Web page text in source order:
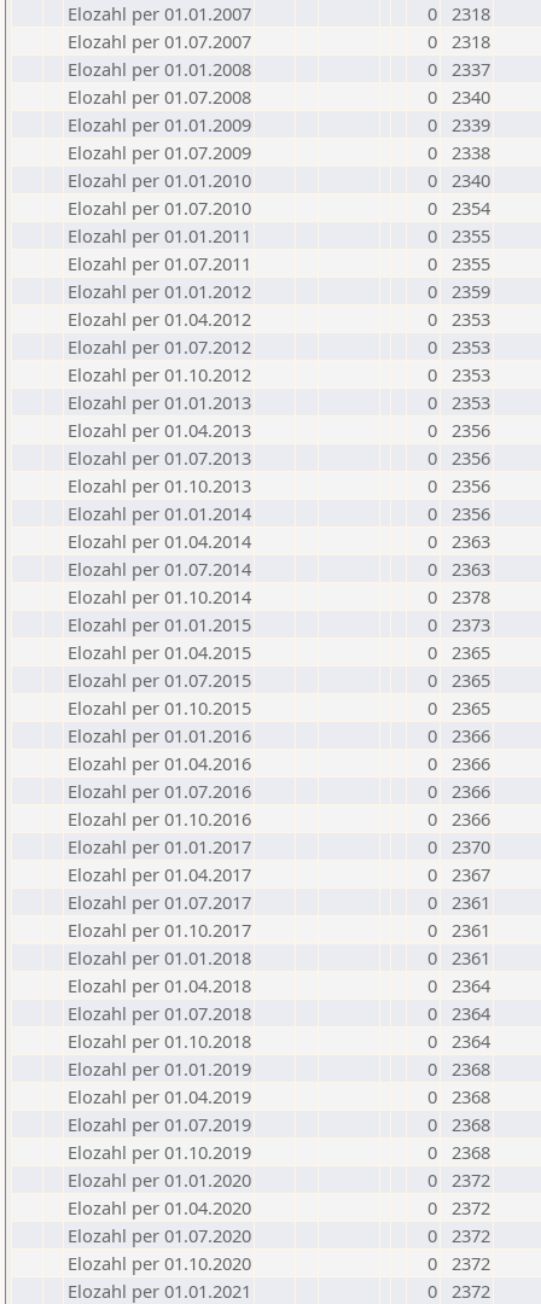
Elozahl per 01.01.2007
0 2318
Elozahl per 01.07.2007
0 2318
Elozahl per 01.01.2008
0 2337
Elozahl per 01.07.2008
0 2340
Elozahl per 01.01.2009
0 2339
Elozahl per 01.07.2009
0 2338
Elozahl per 01.01.2010
0 2340
Elozahl per 01.07.2010
0 2354
Elozahl per 01.01.2011
0 2355
Elozahl per 01.07.2011
0 2355
Elozahl per 01.01.2012
0 2359
Elozahl per 01.04.2012
0 2353
Elozahl per 01.07.2012
0 2353
Elozahl per 01.10.2012
0 2353
Elozahl per 01.01.2013
0 2353
Elozahl per 01.04.2013
0 2356
Elozahl per 01.07.2013
0 2356
Elozahl per 01.10.2013
0 2356
Elozahl per 01.01.2014
0 2356
Elozahl per 01.04.2014
0 2363
Elozahl per 01.07.2014
0 2363
Elozahl per 01.10.2014
0 2378
Elozahl per 01.01.2015
0 2373
Elozahl per 01.04.2015
0 2365
Elozahl per 01.07.2015
0 2365
Elozahl per 01.10.2015
0 2365
Elozahl per 01.01.2016
0 2366
Elozahl per 01.04.2016
0 2366
Elozahl per 01.07.2016
0 2366
Elozahl per 01.10.2016
0 2366
Elozahl per 01.01.2017
0 2370
Elozahl per 01.04.2017
0 2367
Elozahl per 01.07.2017
0 2361
Elozahl per 01.10.2017
0 2361
Elozahl per 01.01.2018
0 2361
Elozahl per 01.04.2018
0 2364
Elozahl per 01.07.2018
0 2364
Elozahl per 01.10.2018
0 2364
Elozahl per 01.01.2019
0 2368
Elozahl per 01.04.2019
0 2368
Elozahl per 01.07.2019
0 2368
Elozahl per 01.10.2019
0 2368
Elozahl per 01.01.2020
0 2372
Elozahl per 01.04.2020
0 2372
Elozahl per 01.07.2020
0 2372
Elozahl per 01.10.2020
0 2372
Elozahl per 01.01.2021
0 2372